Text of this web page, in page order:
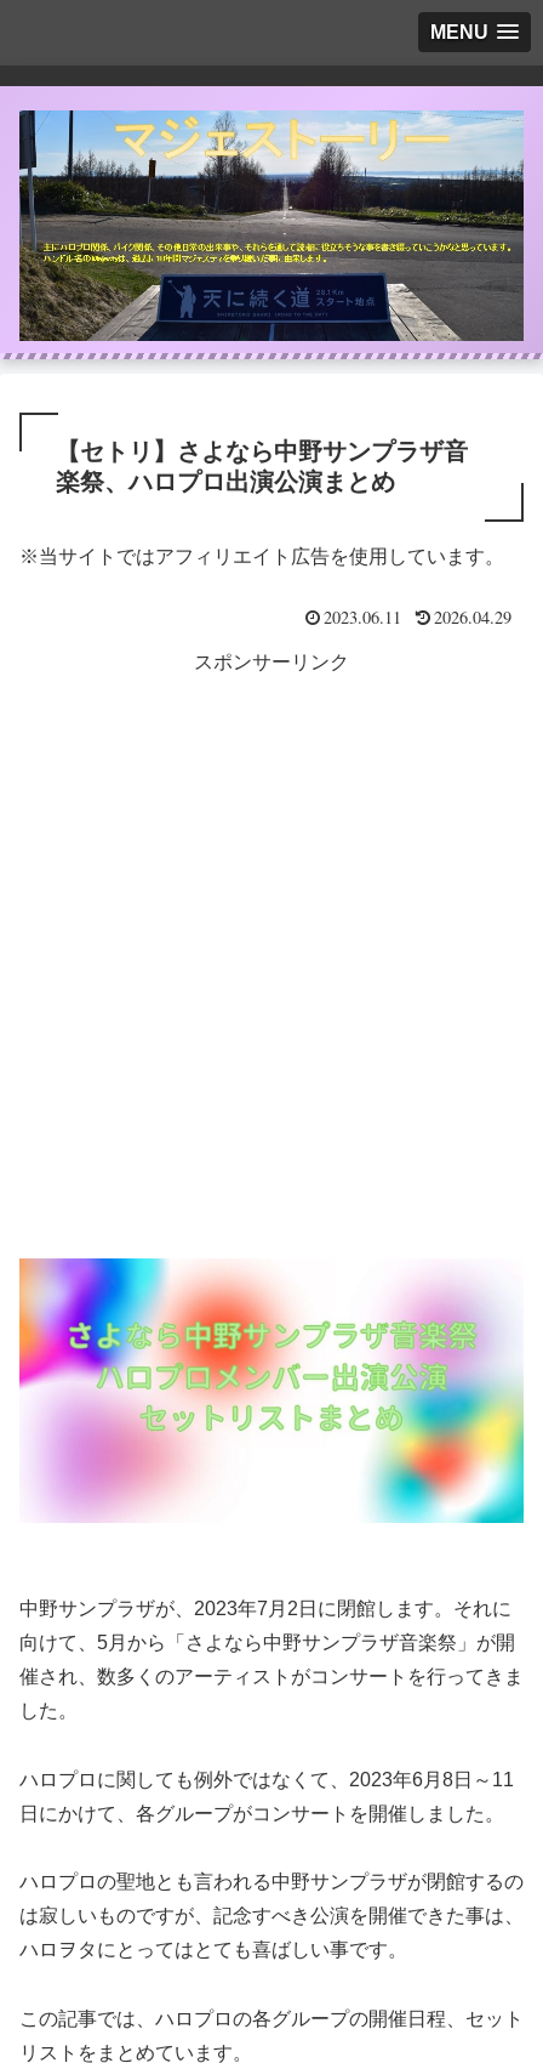
MENU
【セトリ】さよなら中野サンプラザ音
楽祭、ハロプロ出演公演まとめ
※当サイトではアフィリエイト広告を使用しています。
2023.06.11 2026.04.29
スポンサーリンク
中野サンプラザが、2023年7月2日に閉館します。それに
向けて、5月から「さよなら中野サンプラザ音楽祭」が開
催され、数多くのアーティストがコンサートを行ってきま
した。
ハロプロに関しても例外ではなくて、2023年6月8日～11
日にかけて、各グループがコンサートを開催しました。
ハロプロの聖地とも言われる中野サンプラザが閉館するの
は寂しいものですが、記念すべき公演を開催できた事は、
ハロヲタにとってはとても喜ばしい事です。
この記事では、ハロプロの各グループの開催日程、セット
リストをまとめています。